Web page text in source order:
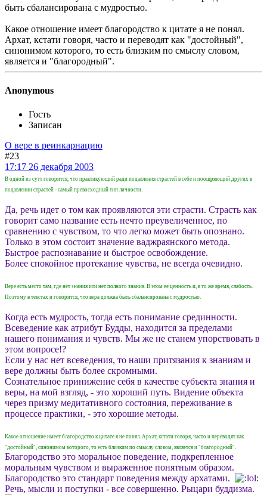
быть сбалансирована с мудростью.
Какое отношение имеет благородство к цитате я не понял.
Архат, кстати говоря, часто и переводят как "достойный",
синонимом которого, то есть близким по смыслу словом,
является и "благородный".
Anonymous
Гость
Записан
О вере в реинкарнацию
#23
17:17 26 декабря 2003
В одной из сутт говорится, что практикующий ради подавления страстей в себе и поощряющий других в
подавлении страстей - самый превосходный тип личности.
Да, речь идет о том как проявляются эти страсти. Страсть как
говорит само название есть нечто преувеличенное, по
сравнению с чувством, то что легко может быть опознано.
Только в этом состоит значение ваджраянского метода.
Быстрое распознавание и быстрое освобождение.
Более спокойное протекание чувства, не всегда очевидно.
Вере есть место там, где нет знания или нет полного знания. В этом ее ценность и, в то же время, слабость.
Поэтому в текстах и говорится, что вера должна быть сбалансирована с мудростью.
Когда есть мудрость, тогда есть понимание срединности.
Всеведение как атрибут Будды, находится за пределами
нашего понимания и чувств. Мы же не станем упорствовать в
этом вопросе!?
Если у нас нет всеведения, то наши притязания к знаниям и
вере должны быть более скромными.
Сознательное принижение себя в качестве субъекта знания и
веры, на мой взгляд, - это хороший путь. Видение объекта
через призму медитативного состояния, переживание в
процессе практики, - это хорошие методы.
Какое отношение имеет благородство к цитате я не понял. Архат, кстати говоря, часто и переводят как
"достойный", синонимом которого, то есть близким по смыслу словом, является и "благородный".
Благородство это моральное поведение, подкрепленное
моральным чувством и выраженное понятным образом.
Благородство это стандарт поведения между архатами.
Речь, мысли и поступки - все совершенно. Рыцари буддизма.